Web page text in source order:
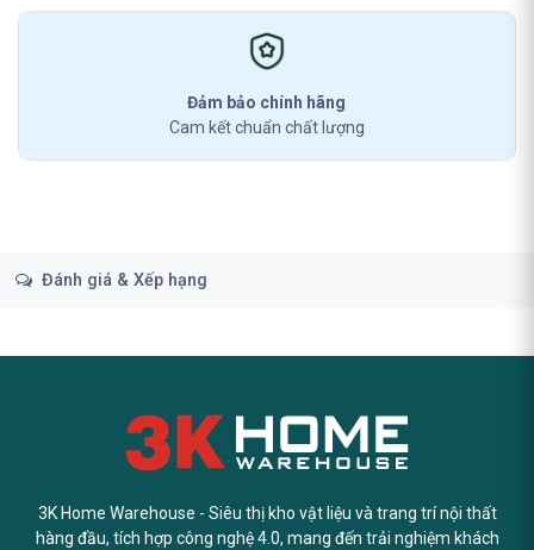
Đảm bảo chính hãng
Cam kết chuẩn chất lượng
Đánh giá & Xếp hạng
3K Home Warehouse - Siêu thị kho vật liệu và trang trí nội thất
hàng đầu, tích hợp công nghệ 4.0, mang đến trải nghiệm khách